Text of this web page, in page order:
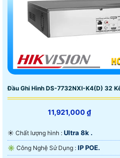
Đầu Ghi Hình DS-7732NXI-K4(D) 32
11,921,000 ₫
☀️ Chất lượng hình : Ultra 8k .
✳️ Công Nghệ Sử Dụng : IP POE.